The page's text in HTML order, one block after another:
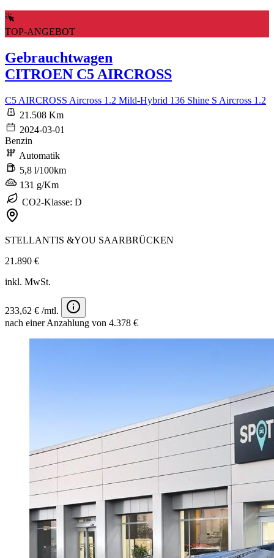
TOP-ANGEBOT
Gebrauchtwagen
CITROEN C5 AIRCROSS
C5 AIRCROSS Aircross 1.2 Mild-Hybrid 136 Shine S Aircross 1.2
21.508 Km
2024-03-01
Benzin
Automatik
5,8 l/100km
131 g/Km
CO2-Klasse: D
STELLANTIS &YOU SAARBRÜCKEN
21.890 €
inkl. MwSt.
233,62 € /mtl.
nach einer Anzahlung von 4.378 €